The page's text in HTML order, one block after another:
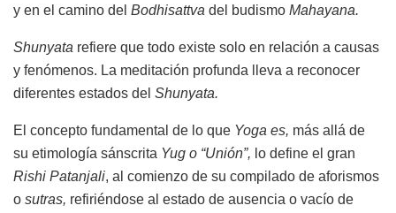
y en el camino del Bodhisattva del budismo Mahayana.
Shunyata refiere que todo existe solo en relación a causas
y fenómenos. La meditación profunda lleva a reconocer
diferentes estados del Shunyata.
El concepto fundamental de lo que Yoga es, más allá de
su etimología sánscrita Yug o “Unión”, lo define el gran
Rishi Patanjali, al comienzo de su compilado de aforismos
o sutras, refiriéndose al estado de ausencia o vacío de